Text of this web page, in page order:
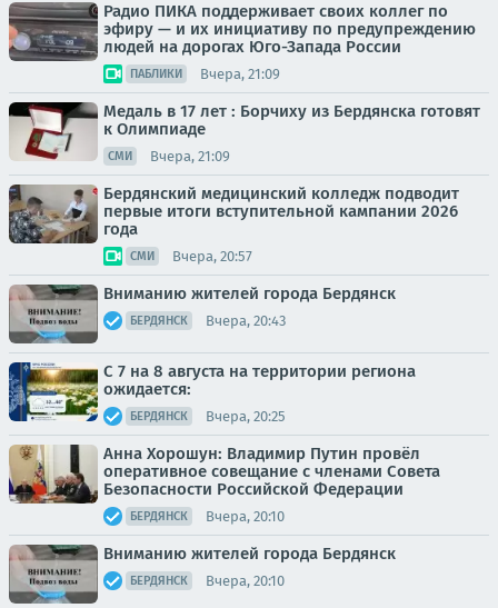
Радио ПИКА поддерживает своих коллег по
эфиру — и их инициативу по предупреждению
людей на дорогах Юго-Запада России
ПАБЛИКИ Вчера, 21:09
Медаль в 17 лет : Борчиху из Бердянска готовят
к Олимпиаде
СМИ Вчера, 21:09
Бердянский медицинский колледж подводит
первые итоги вступительной кампании 2026
года
СМИ Вчера, 20:57
Вниманию жителей города Бердянск
БЕРДЯНСК Вчера, 20:43
С 7 на 8 августа на территории региона
ожидается:
БЕРДЯНСК Вчера, 20:25
Анна Хорошун: Владимир Путин провёл
оперативное совещание с членами Совета
Безопасности Российской Федерации
БЕРДЯНСК Вчера, 20:10
Вниманию жителей города Бердянск
БЕРДЯНСК Вчера, 20:10